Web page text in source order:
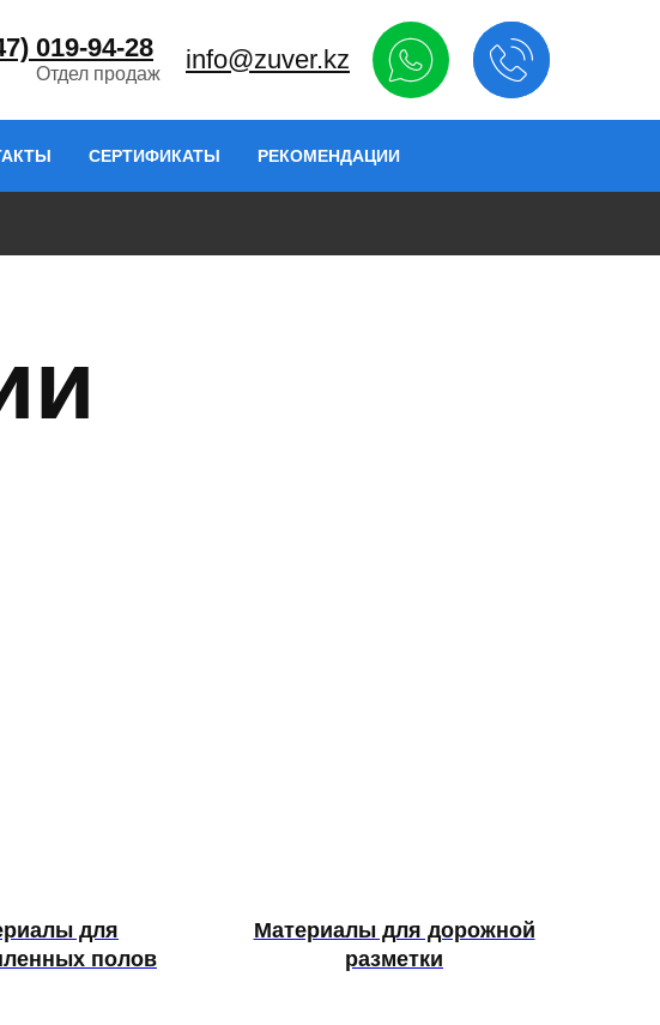
info@zuver.kz
019-94-28
Отдел продаж
СЕРТИФИКАТЫ РЕКОМЕНДАЦИИ
для
полов
Материалы для дорожной
разметки